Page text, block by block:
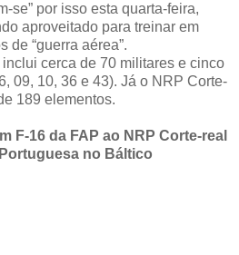
se” por isso esta quarta-feira,
aproveitado para treinar em
de “guerra aérea”.
cerca de 70 militares e cinco
09, 10, 36 e 43). Já o NRP Corte-
189 elementos.
F-16 da FAP ao NRP Corte-real
no Báltico